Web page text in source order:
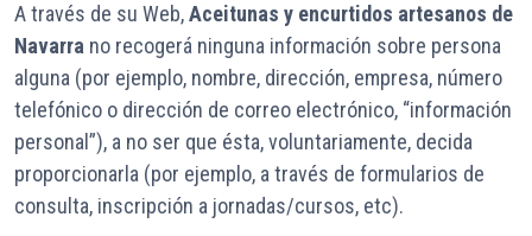
A través de su Web,Aceitunas y encurtidos artesanos de
Navarra no recogerá ninguna información sobre persona
alguna (por ejemplo, nombre, dirección, empresa, número
telefónico o dirección de correo electrónico, “información
personal”), a no ser que ésta, voluntariamente, decida
proporcionarla (por ejemplo, a través de formularios de
consulta, inscripción a jornadas/cursos, etc).